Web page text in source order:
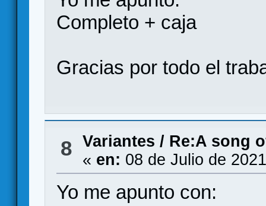
Completo + caja
Gracias por todo el
8 Variantes / Re:A song
« en: 08 de Julio de
Yo me apunto con: